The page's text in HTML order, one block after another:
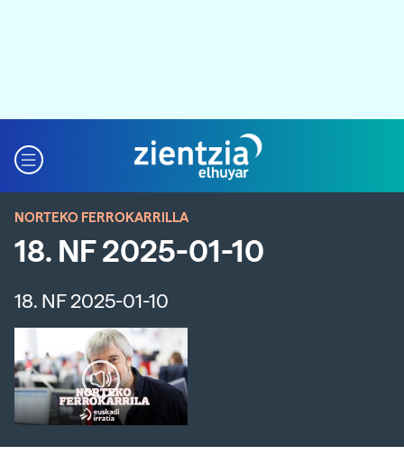
NORTEKO FERROKARRILLA
18. NF 2025-01-10
18. NF 2025-01-10